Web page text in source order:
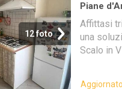
12 foto
Piane
Balcone
Affittasi
una
Scalo in
angolo